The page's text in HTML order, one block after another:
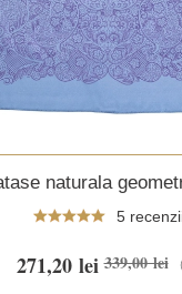
naturala
5
271,20 lei 339,00 lei